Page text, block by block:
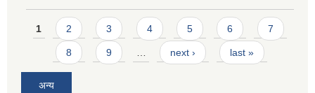
Pages
1 2 3 4 5 6 7
8 9 … next › last »
अन्य